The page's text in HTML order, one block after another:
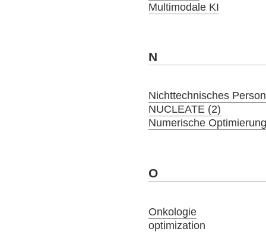
Multimodale KI
N
Nichttechnisches
NUCLEATE (2)
Numerische
O
Onkologie
optimization